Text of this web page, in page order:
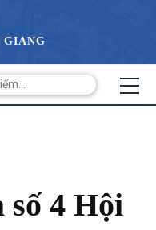
số 4 Hội